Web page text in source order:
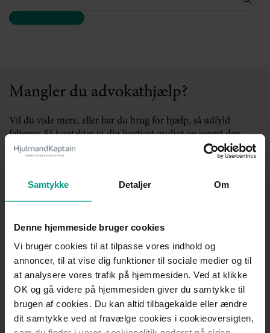
Samtykke Detaljer Om
Denne hjemmeside bruger cookies
Vi bruger cookies til at tilpasse vores indhold og
annoncer, til at vise dig funktioner til sociale medier og til
at analysere vores trafik på hjemmesiden. Ved at klikke
OK og gå videre på hjemmesiden giver du samtykke til
brugen af cookies. Du kan altid tilbagekalde eller ændre
dit samtykke ved at fravælge cookies i cookieoversigten,
Mangler du advokathjælp?
Vil du vide mere, eller har du brug for hjælp, så udfyld
felterne. Så kontakter vi dig hurtigst muligt og senest den
følgende hverdag.
personoplysninger (f.eks. helbredsoplysninger) eller cpr. nr. i
kontaktformularen.Se vores privatlivspolitik her.
Navn*
Mailadresse